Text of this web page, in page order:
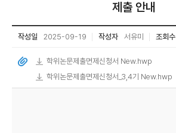
제출 안내
작성일 2025-09-19 작성자 서유미 조회수
학위논문제출면제신청서 New.hwp
학위논문제출면제신청서_3,4기 New.hwp